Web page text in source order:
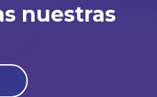
nuestras